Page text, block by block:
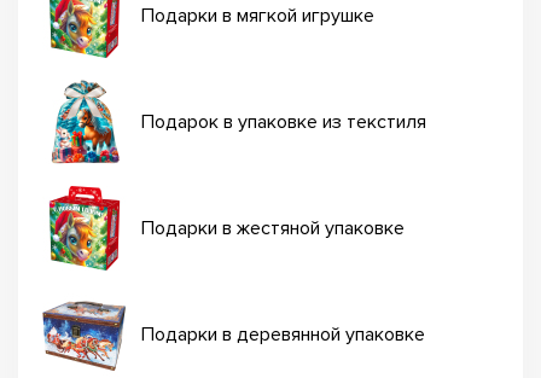
Подарки в мягкой игрушке
Подарок в упаковке из текстиля
Подарки в жестяной упаковке
Подарки в деревянной упаковке